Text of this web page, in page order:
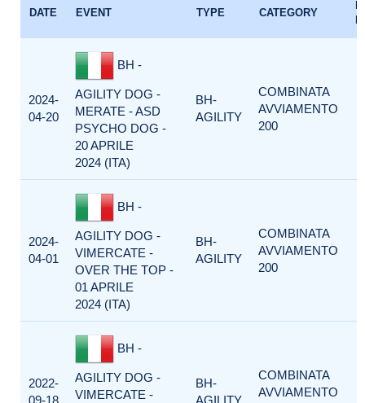
DATE EVENT TYPE CATEGORY
2024-
04-20
BH -
AGILITY DOG -
MERATE - ASD
PSYCHO DOG -
20 APRILE
2024 (ITA)
BH-
AGILITY
COMBINATA
AVVIAMENTO
200
2024-
04-01
BH -
AGILITY DOG -
VIMERCATE -
OVER THE TOP -
01 APRILE
2024 (ITA)
BH-
AGILITY
COMBINATA
AVVIAMENTO
200
2022-
09-18
BH -
AGILITY DOG -
VIMERCATE -
BH-
AGILITY
COMBINATA
AVVIAMENTO